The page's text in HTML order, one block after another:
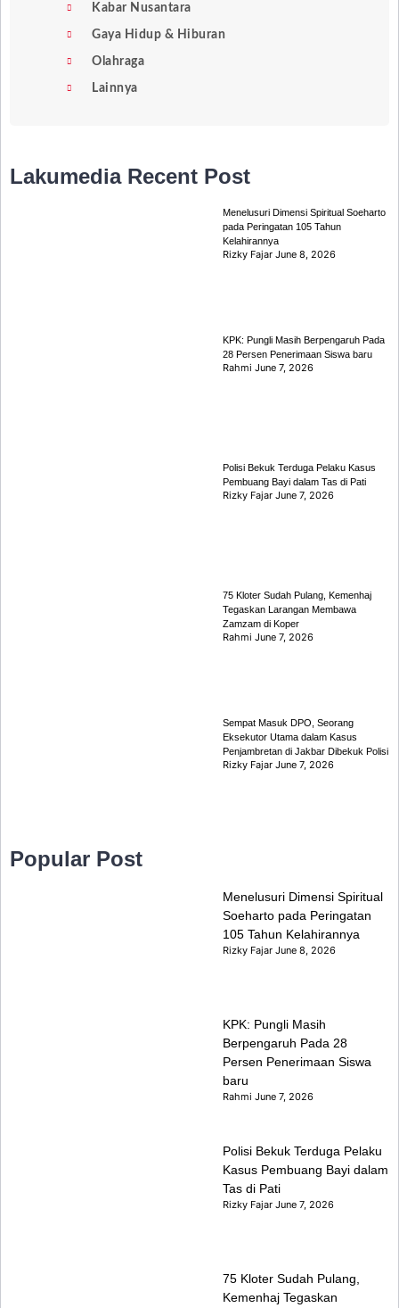
Kabar Nusantara
Gaya Hidup & Hiburan
Olahraga
Lainnya
Lakumedia Recent Post
Menelusuri Dimensi Spiritual Soeharto
pada Peringatan 105 Tahun
Kelahirannya
Rizky FajarJune 8, 2026
KPK: Pungli Masih Berpengaruh Pada
28 Persen Penerimaan Siswa baru
RahmiJune 7, 2026
Polisi Bekuk Terduga Pelaku Kasus
Pembuang Bayi dalam Tas di Pati
Rizky FajarJune 7, 2026
75 Kloter Sudah Pulang, Kemenhaj
Tegaskan Larangan Membawa
Zamzam di Koper
RahmiJune 7, 2026
Sempat Masuk DPO, Seorang
Eksekutor Utama dalam Kasus
Penjambretan di Jakbar Dibekuk Polisi
Rizky FajarJune 7, 2026
Popular Post
Menelusuri Dimensi Spiritual
Soeharto pada Peringatan
105 Tahun Kelahirannya
Rizky FajarJune 8, 2026
KPK: Pungli Masih
Berpengaruh Pada 28
Persen Penerimaan Siswa
baru
RahmiJune 7, 2026
Polisi Bekuk Terduga Pelaku
Kasus Pembuang Bayi dalam
Tas di Pati
Rizky FajarJune 7, 2026
75 Kloter Sudah Pulang,
Kemenhaj Tegaskan